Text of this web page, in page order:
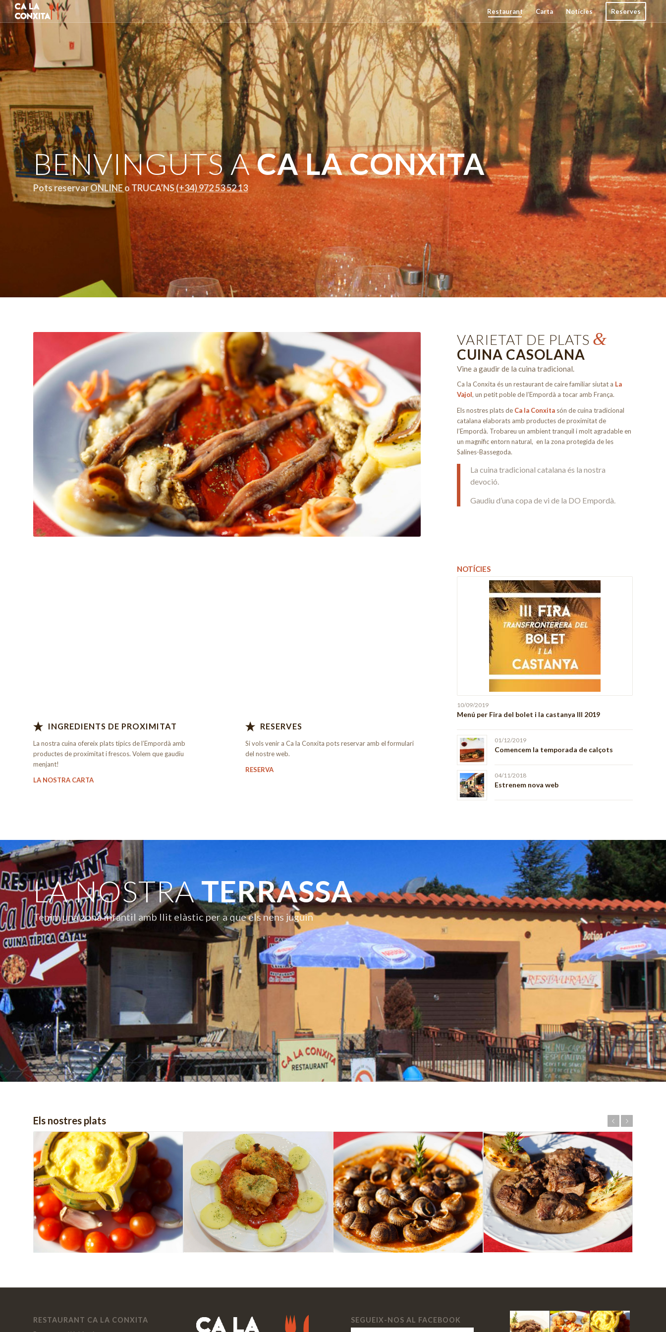
Restaurant Carta Notícies Reserves
BENVINGUTS ACA LA CONXITA
Pots reservarONLINE o TRUCA’NS(+34) 972 53 52 13
VARIETAT DE PLATS &
CUINA CASOLANA
Vine a gaudir de la cuina tradicional.
Ca la Conxita és un restaurant de caire familiar siutat a La
Vajol, un petit poble de l’Empordà a tocar amb França.
Els nostres plats de Ca la Conxita són de cuina tradicional
catalana elaborats amb productes de proximitat de
l’Empordà. Trobareu un ambient tranquil i molt agradable en
un magnífic entorn natural, en la zona protegida de les
Salines-Bassegoda.
La cuina tradicional catalana és la nostra
devoció.
Gaudiu d’una copa de vi de la DO Empordà.
INGREDIENTS DE PROXIMITAT
La nostra cuina ofereix plats típics de l’Empordà amb
productes de proximitat i frescos. Volem que gaudiu
menjant!
LA NOSTRA CARTA
RESERVES
Si vols venir a Ca la Conxita pots reservar amb el formulari
del nostre web.
RESERVA
NOTÍCIES
10/09/2019
Menú per Fira del bolet i la castanya III 2019
01/12/2019
Comencem la temporada de calçots
04/11/2018
Estrenem nova web
LA NOSTRATERRASSA
Tenim una zona infantil amb llit elàstic per a que els nens juguin
Els nostres plats
RESTAURANT CA LA CONXITA SEGUEIX-NOS AL FACEBOOK